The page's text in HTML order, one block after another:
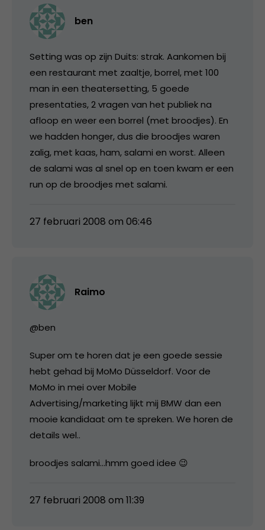
ben
Setting was op zijn Duits: strak. Aankomen bij
een restaurant met zaaltje, borrel, met 100
man in een theatersetting, 5 goede
presentaties, 2 vragen van het publiek na
afloop en weer een borrel (met broodjes). En
we hadden honger, dus die broodjes waren
zalig, met kaas, ham, salami en worst. Alleen
de salami was al snel op en toen kwam er een
run op de broodjes met salami.
27 februari 2008 om 06:46
Raimo
@ben
Super om te horen dat je een goede sessie
hebt gehad bij MoMo Düsseldorf. Voor de
MoMo in mei over Mobile
Advertising/marketing lijkt mij BMW dan een
mooie kandidaat om te spreken. We horen de
details wel..
broodjes salami…hmm goed idee 😉
27 februari 2008 om 11:39